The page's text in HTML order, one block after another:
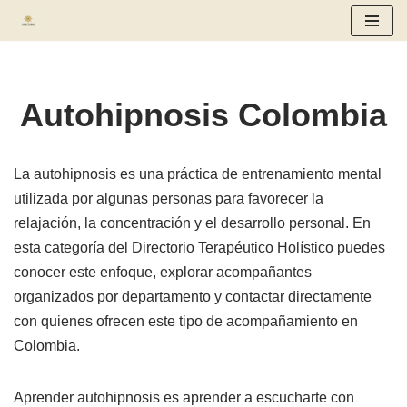
Autohipnosis Colombia
La autohipnosis es una práctica de entrenamiento mental
utilizada por algunas personas para favorecer la
relajación, la concentración y el desarrollo personal. En
esta categoría del Directorio Terapéutico Holístico puedes
conocer este enfoque, explorar acompañantes
organizados por departamento y contactar directamente
con quienes ofrecen este tipo de acompañamiento en
Colombia.
Aprender autohipnosis es aprender a escucharte con